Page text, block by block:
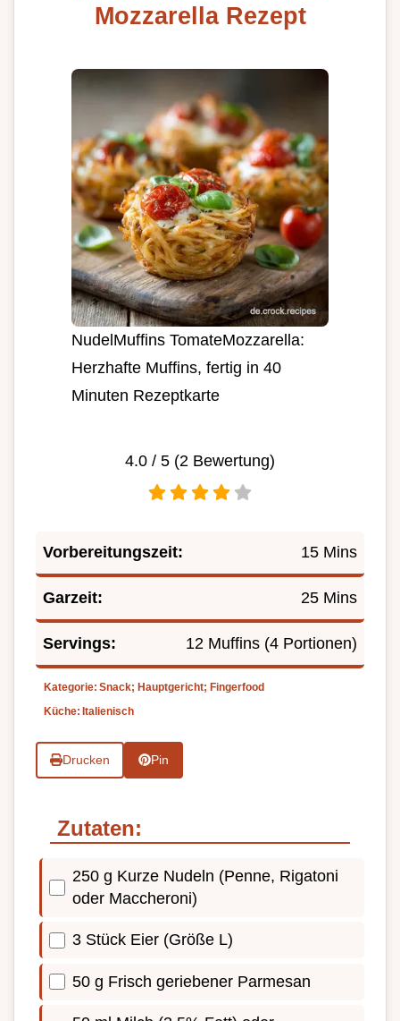
Mozzarella Rezept
NudelMuffins TomateMozzarella:
Herzhafte Muffins, fertig in 40
Minuten Rezeptkarte
4.0 / 5 (2 Bewertung)
Vorbereitungszeit: 15 Mins
Garzeit: 25 Mins
Servings: 12 Muffins (4 Portionen)
Kategorie: Snack; Hauptgericht; Fingerfood
Küche: Italienisch
Drucken Pin
Zutaten:
250 g Kurze Nudeln (Penne, Rigatoni
oder Maccheroni)
3 Stück Eier (Größe L)
50 g Frisch geriebener Parmesan